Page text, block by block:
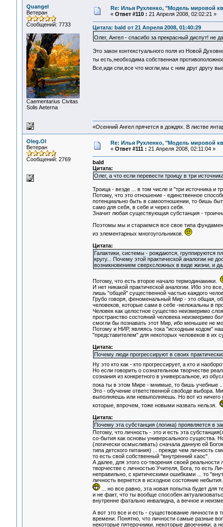
Quangel
Ветеран
Сообщений: 7733
Сaementarius Civitas
Solis Aeterna
Re: Илья Рухленко, "Модель мировой
« Ответ #110 : 21 Апреля 2008, 02:02:21 »
Цитата: bald от 21 Апреля 2008, 01:40:29
Олег, Ангел - спасибо за прекрасный диспут! не
Это закон контекстуального поля из Новой
ты есть,необходима собственная
Все,иди спи,все что могли,мы с ним друг другу
«Осенний Ангел прячется в дождях. В листве
Oleg.Ol
Ветеран
Сообщений: 2769
Re: Илья Рухленко, "Модель мировой
« Ответ #111 : 21 Апреля 2008, 02:11:04 »
bald
Цитата:
Олег, а что если перевести троицу в три
Троица - везде ... в том числе и "три источника и
Потому, что это отношение - единственное
потенциально быть в самоотношении, то бишь
само для себя, в себе и через себя.
Значит любая существующая субстанция -
Поэтомы мы и стараемся все свое типа
из элементарных многоугольников.
Цитата:
Галактики, системы - рождаются, группируются
кругу... Почему этой практической аналогии не
возникновением сверхсложных в виде жизни, и
Потому, что есть второе начало термодинамики.
И нет никакой практической аналогии. Ибо это
лишь "общей" существенной частью каждого
Грубо говоря, феноменальный Мир - это общая,
человеков, которые сами в себе -нелокальны в
Человек как целостное существо неизмеримо
пространство состояний человека неизмеримо
смогли бы познавать этот Мир, ибо меньшее не
Потому и НИР, являясь тока "исходным кодом"
"представителем" для некоторых человеков в их
Цитата:
Почему люди прогрессируют в своих
Ну это кто как - кто прогрессирует, а кто и
Но если говорить о сознательном творчестве
сознания из конкретного в универсальное, из
пока ты в этом Мире - мнимые, то бишь учебные
Это - обучение ответственной свободе выбора.
выполняешь или невыполняешь. Но вот из ничего
которые, впрочем, тоже новыми назвать нельзя.
Цитата:
Почему эта субстанция (логика) проявляется в
Потому, что личность - это и есть эта
со-бытия как основы универсального существа.
(логически осмысливать) сначала данную ей
типа детского питания) ... прежде чем личность
то есть свой собственный "внутренний хаос".
А далее, для этого со-творения своей
творчестве с личностью Учителя, Бога, то есть
неправильно, с критическими ошибками ... то
личность вернется в исходное состояние
... но все равно, эта новая попытка будет для
и не факт, что ты вообще способен
внутренне фатально инвалидна, а вечное и
А вот это все и есть - существование личности в
времени. Понятно, что личности самые разные
некоторые пятерочники, некоторые двоечники, а